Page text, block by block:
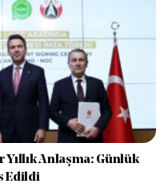
Anlaşma: Günlük
Edildi